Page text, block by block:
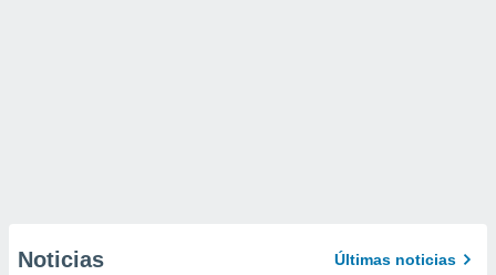
Noticias Últimas noticias